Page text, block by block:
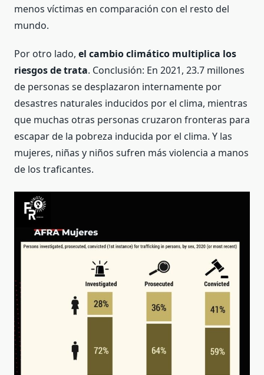
menos víctimas en comparación con el resto del
mundo.
Por otro lado, el cambio climático multiplica los
riesgos de trata. Conclusión: En 2021, 23.7 millones
de personas se desplazaron internamente por
desastres naturales inducidos por el clima, mientras
que muchas otras personas cruzaron fronteras para
escapar de la pobreza inducida por el clima. Y las
mujeres, niñas y niños sufren más violencia a manos
de los traficantes.